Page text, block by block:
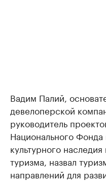
Вадим Палий,
девелоперской
руководитель
Национального
культурного
туризма, назвал
направлений для